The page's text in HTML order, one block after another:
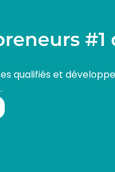
#1
qualifiés et